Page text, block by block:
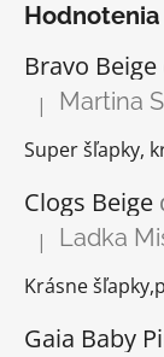
Hodnotenia
Bravo Beige
Hodnotenie
| Martina
Super šľapky,
Clogs Beige
Hodnotenie
| Ladka
Krásne
Gaia Baby